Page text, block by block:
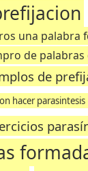
una palabra
de
de
hacer parasintesis